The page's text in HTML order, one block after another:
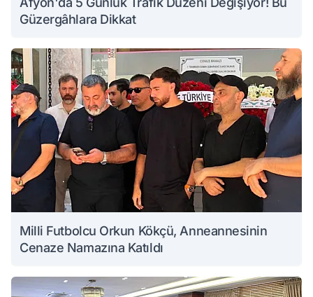
Güzergâhlara Dikkat
Milli Futbolcu Orkun Kökçü, Anneannesinin
Cenaze Namazına Katıldı